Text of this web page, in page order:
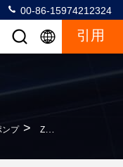
00-86-15974212324
引用
ンプ > Zoomlion 56 メートル トラック マウント パンプ トラック 安定した作業と1370mm 給餌の高さ